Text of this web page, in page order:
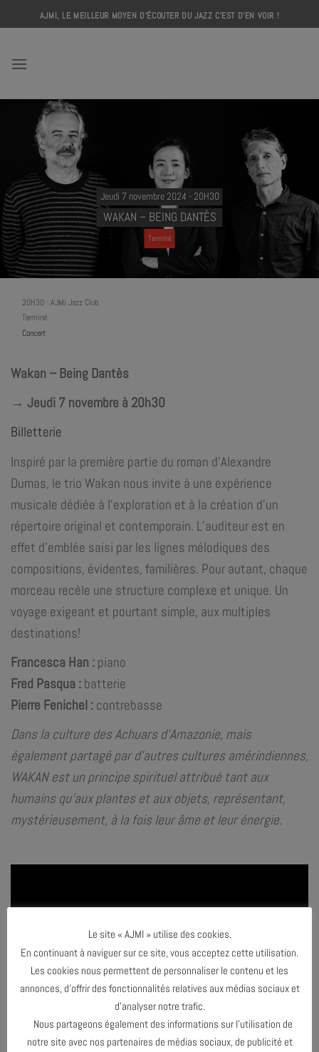
to
AJMI, LE MEILLEUR MOYEN D'ÉCOUTER DU JAZZ C'EST D'EN VOIR !
Jeudi 7 novembre 2024 - 20H30
WAKAN – BEING DANTÈS
Terminé
20H30 - AJMi Jazz Club
Terminé
Concert
Wakan – Being Dantès
→ Jeudi 7 novembre à 20h30
Billetterie
Inspiré par la première partie du roman d’Alexandre
Dumas, le trio Wakan nous invite à une expérience
musicale dédiée à l’exploration et à la création d’un
répertoire original et contemporain. L’auditeur est en
effet d’emblée saisi par les lignes mélodiques des
compositions, évidentes, familières. Pour autant, chaque
morceau recèle une structure complexe et unique. Un
voyage exigeant et pourtant simple, aux multiples
destinations!
Francesca Han : piano
Fred Pasqua : batterie
Pierre Fenichel : contrebasse
Dans la culture des Achuars d’Amazonie, mais
également partagé par d’autres cultures amérindiennes,
WAKAN est un principe spirituel attribué tant aux
humains qu’aux plantes et aux objets, représentant,
mystérieusement, à la fois leur âme et leur énergie.
Le site « AJMI » utilise des cookies.
En continuant à naviguer sur ce site, vous acceptez cette utilisation.
Les cookies nous permettent de personnaliser le contenu et les
annonces, d’offrir des fonctionnalités relatives aux médias sociaux et
d’analyser notre trafic.
Nous partageons également des informations sur l’utilisation de
notre site avec nos partenaires de médias sociaux, de publicité et